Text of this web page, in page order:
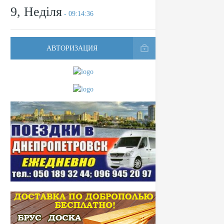
9, Неділя - 09:14:36
АВТОРИЗАЦИЯ